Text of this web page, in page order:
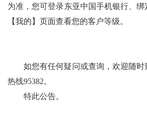
为准，您可登录东亚中国手机银行、
【我的】页面查看您的客户等级。
如您有任何疑问或查询，欢迎随
热线95382。
特此公告。